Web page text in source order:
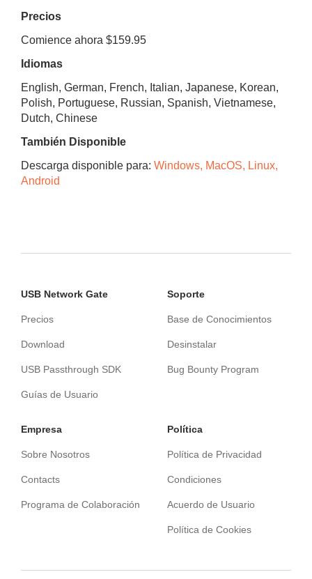
Precios
Comience ahora $159.95
Idiomas
English, German, French, Italian, Japanese, Korean,
Polish, Portuguese, Russian, Spanish, Vietnamese,
Dutch, Chinese
También Disponible
Descarga disponible para: Windows, MacOS, Linux,
Android
USB Network Gate
Precios
Download
USB Passthrough SDK
Guías de Usuario
Soporte
Base de Conocimientos
Desinstalar
Bug Bounty Program
Empresa
Sobre Nosotros
Contacts
Programa de Colaboración
Política
Política de Privacidad
Condiciones
Acuerdo de Usuario
Política de Cookies